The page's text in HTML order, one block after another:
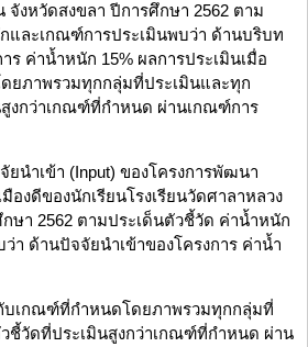
จังหวัดสงขลา ปีการศึกษา 2562 ตาม
และเกณฑ์การประเมินพบว่า ด้านบริบท
ร ค่าน้ำหนัก 15% ผลการประเมินเมื่อ
ยภาพรวมทุกกลุ่มที่ประเมินและทุก
งกว่าเกณฑ์ที่กำหนด ผ่านเกณฑ์การ
ยนำเข้า (Input) ของโครงการพัฒนา
งดีของนักเรียนโรงเรียนวัดศาลาหลวง
ษา 2562 ตามประเด็นตัวชี้วัด ค่าน้ำหนัก
า ด้านปัจจัยนำเข้าของโครงการ ค่าน้ำ
บเกณฑ์ที่กำหนดโดยภาพรวมทุกกลุ่มที่
ชี้วัดที่ประเมินสูงกว่าเกณฑ์ที่กำหนด ผ่าน